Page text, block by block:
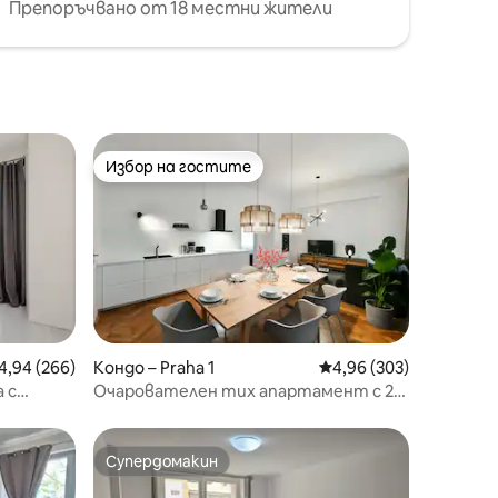
Препоръчвано от 18 местни жители
оценка: 4,94 от 5, 266 отзива
(266)
с
Избор на гостите
Избор на гостите
Кондо – Praha 1 Средна оценка: 4,96
4,96 (303)
Очарователен тих апартамент с 2
Супердомакин
Супердомакин